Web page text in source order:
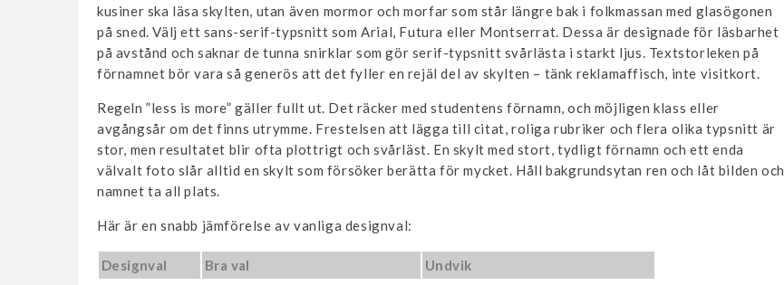
kusiner ska läsa skylten, utan även mormor och morfar som står längre bak i folkmassan med glasögonen
på sned. Välj ett sans-serif-typsnitt som Arial, Futura eller Montserrat. Dessa är designade för läsbarhet
på avstånd och saknar de tunna snirklar som gör serif-typsnitt svårlästa i starkt ljus. Textstorleken på
förnamnet bör vara så generös att det fyller en rejäl del av skylten – tänk reklamaffisch, inte visitkort.
Regeln ”less is more” gäller fullt ut. Det räcker med studentens förnamn, och möjligen klass eller
avgångsår om det finns utrymme. Frestelsen att lägga till citat, roliga rubriker och flera olika typsnitt är
stor, men resultatet blir ofta plottrigt och svårläst. En skylt med stort, tydligt förnamn och ett enda
välvalt foto slår alltid en skylt som försöker berätta för mycket. Håll bakgrundsytan ren och låt bilden och
namnet ta all plats.
Här är en snabb jämförelse av vanliga designval:
Designval Bra val
Undvik